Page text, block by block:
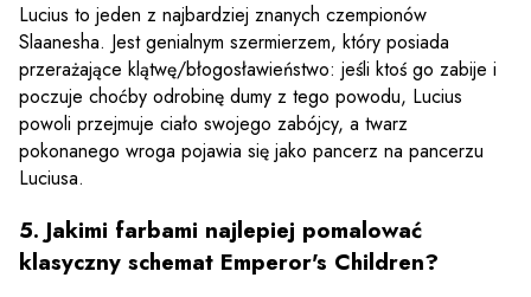
Lucius to jeden z najbardziej znanych czempionów
Slaanesha. Jest genialnym szermierzem, który posiada
przerażające klątwę/błogosławieństwo: jeśli ktoś go zabije i
poczuje choćby odrobinę dumy z tego powodu, Lucius
powoli przejmuje ciało swojego zabójcy, a twarz
pokonanego wroga pojawia się jako pancerz na pancerzu
Luciusa.
5. Jakimi farbami najlepiej pomalować
klasyczny schemat Emperor's Children?